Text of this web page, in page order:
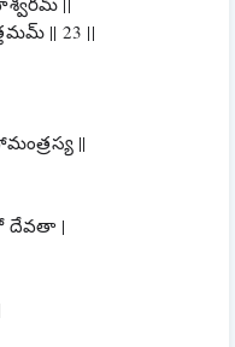
|| 23 ||
||
దేవతా |